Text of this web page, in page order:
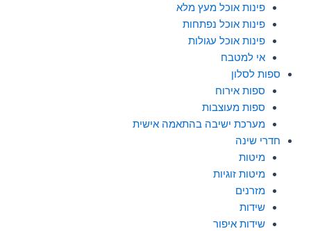
פינות אוכל מעץ מלא
פינות אוכל נפתחות
פינות אוכל עגולות
אי למטבח
ספות לסלון
ספות אירוח
ספות מעוצבות
מערכת ישיבה בהתאמה אישית
חדרי שינה
מיטות
מיטות זוגיות
מזרנים
שידות
שידות איפור